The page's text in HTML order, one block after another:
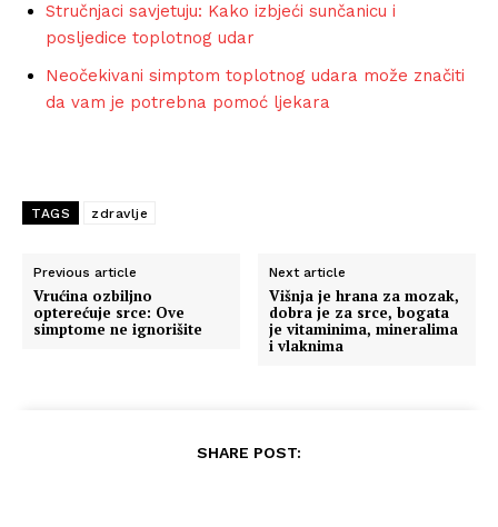
Stručnjaci savjetuju: Kako izbjeći sunčanicu i
posljedice toplotnog udar
Neočekivani simptom toplotnog udara može značiti
da vam je potrebna pomoć ljekara
TAGS zdravlje
Previous article
Vrućina ozbiljno
opterećuje srce: Ove
simptome ne ignorišite
Next article
Višnja je hrana za mozak,
dobra je za srce, bogata
je vitaminima, mineralima
i vlaknima
SHARE POST: